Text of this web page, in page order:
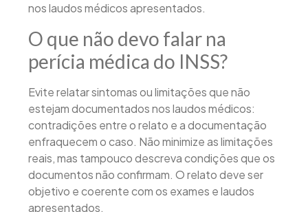
nos laudos médicos apresentados.
O que não devo falar na
perícia médica do INSS?
Evite relatar sintomas ou limitações que não
estejam documentados nos laudos médicos:
contradições entre o relato e a documentação
enfraquecem o caso. Não minimize as limitações
reais, mas tampouco descreva condições que os
documentos não confirmam. O relato deve ser
objetivo e coerente com os exames e laudos
apresentados.